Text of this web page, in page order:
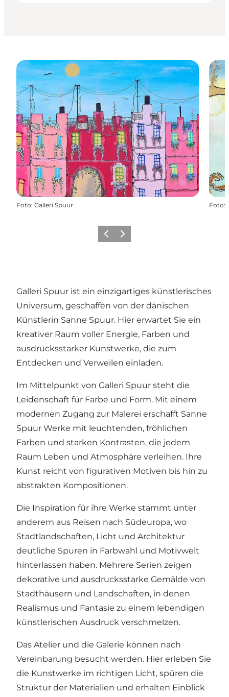
Foto: Galleri Spuur Foto:
ZurückWeiter
Galleri Spuur ist ein einzigartiges künstlerisches
Universum, geschaffen von der dänischen
Künstlerin Sanne Spuur. Hier erwartet Sie ein
kreativer Raum voller Energie, Farben und
ausdrucksstarker Kunstwerke, die zum
Entdecken und Verweilen einladen.
Im Mittelpunkt von Galleri Spuur steht die
Leidenschaft für Farbe und Form. Mit einem
modernen Zugang zur Malerei erschafft Sanne
Spuur Werke mit leuchtenden, fröhlichen
Farben und starken Kontrasten, die jedem
Raum Leben und Atmosphäre verleihen. Ihre
Kunst reicht von figurativen Motiven bis hin zu
abstrakten Kompositionen.
Die Inspiration für ihre Werke stammt unter
anderem aus Reisen nach Südeuropa, wo
Stadtlandschaften, Licht und Architektur
deutliche Spuren in Farbwahl und Motivwelt
hinterlassen haben. Mehrere Serien zeigen
dekorative und ausdrucksstarke Gemälde von
Stadthäusern und Landschaften, in denen
Realismus und Fantasie zu einem lebendigen
künstlerischen Ausdruck verschmelzen.
Das Atelier und die Galerie können nach
Vereinbarung besucht werden. Hier erleben Sie
die Kunstwerke im richtigen Licht, spüren die
Struktur der Materialien und erhalten Einblick